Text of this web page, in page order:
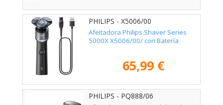
PHILIPS - X5006/00
Afeitadora Philips Shaver Series
5000X X5006/00/ con Batería
65,99 €
PHILIPS - PQ888/06